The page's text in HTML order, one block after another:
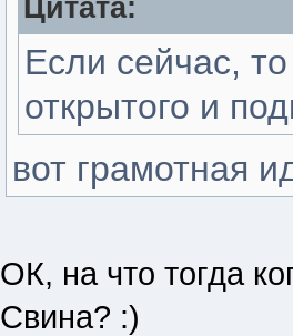
Цитата:
Если сейчас,
открытого и
вот грамотная
ОК, на что тогда
Свина? :)